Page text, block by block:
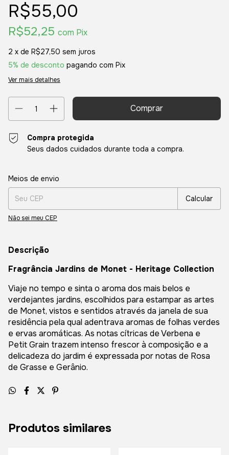
R$55,00
R$52,25 com Pix
2 x de R$27,50 sem juros
5% de desconto pagando com Pix
Ver mais detalhes
Compra protegida
Seus dados cuidados durante toda a compra.
Entregas para o CEP:
Meios de envio
Calcular
Não sei meu CEP
Descrição
Fragrância Jardins de Monet - Heritage Collection
Viaje no tempo e sinta o aroma dos mais belos e
verdejantes jardins, escolhidos para estampar as artes
de Monet, vistos e sentidos através da janela de sua
residência pela qual adentrava aromas de folhas verdes
e ervas aromáticas. As notas cítricas de Verbena e
Petit Grain trazem intenso frescor à composição e a
delicadeza do jardim é expressada por notas de Rosa
de Grasse e Gerânio.
Produtos similares